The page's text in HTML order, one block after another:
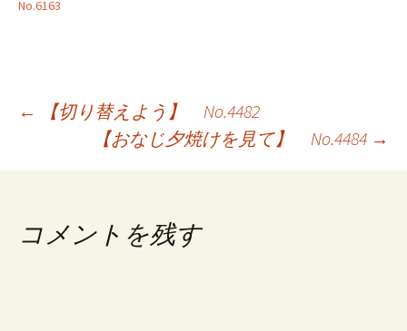
No.6163
投
ビ
←
【切り替えよう】 No.4482
【おなじ夕焼けを見て】 No.4484 →
コメントを残す